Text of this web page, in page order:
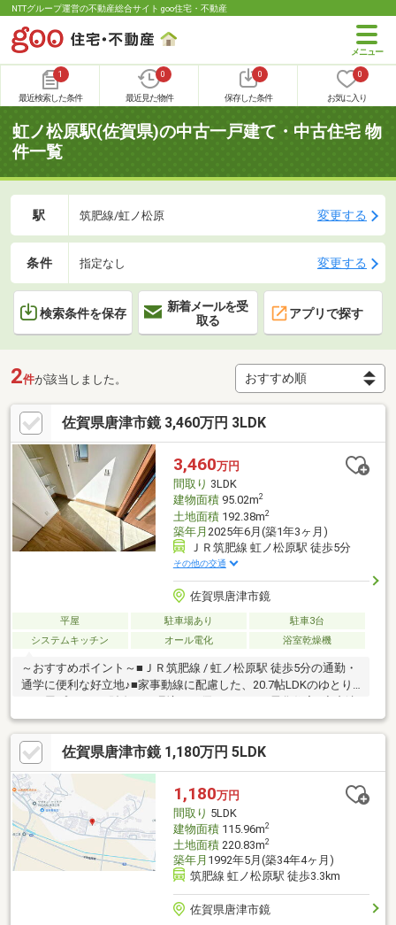
NTTグループ運営の不動産総合サイト goo住宅・不動産
1
最近検索した条件
0
最近見た物件
0
保存した条件
0
お気に入り
虹ノ松原駅(佐賀県)の中古一戸建て・中古住宅 物
件一覧
駅 筑肥線/虹ノ松原 変更する
条件 指定なし 変更する
検索条件を保存
新着メールを受
取る
アプリで探す
2件が該当しました。
佐賀県唐津市鏡 3,460万円 3LDK
3,460万円
間取り 3LDK
建物面積95.02m2
土地面積192.38m2
築年月 2025年6月(築1年3ヶ月)
ＪＲ筑肥線 虹ノ松原駅 徒歩5分
その他の交通
佐賀県唐津市鏡
平屋 駐車場あり
駐車3台
システムキッチン
オール電化 浴室乾燥機
～おすすめポイント～■ＪＲ筑肥線 / 虹ノ松原駅 徒歩5分の通勤・
通学に便利な好立地♪■家事動線に配慮した、20.7帖LDKのゆとり
市立鏡山小学校：徒歩約27分◇唐津市立鏡中学校：徒歩約30分☆
年間1600件の相談実績☆頭金0円可能！月々の返済がご不安な
方！もっと良い条件を引き出したい方！すでにお借入のある方！
など、住宅ローンのお悩みをこれまでにたくさんお受けしてきま
した＾＾お客様に合った最適な金融機関のご提案や、将来を見越
した無理のないご返済プランの作成もしています！ぜひ一度ご相
談下さい＾＾
佐賀県唐津市鏡 1,180万円 5LDK
1,180万円
間取り 5LDK
建物面積115.96m2
土地面積220.83m2
築年月 1992年5月(築34年4ヶ月)
筑肥線 虹ノ松原駅 徒歩3.3km
佐賀県唐津市鏡